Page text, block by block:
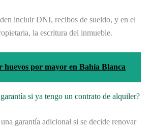
incluir DNI, recibos de sueldo, y en el
la escritura del inmueble.
huevos por mayor en Bahía Blanca
si ya tengo un contrato de alquiler?
garantía adicional si se decide renovar